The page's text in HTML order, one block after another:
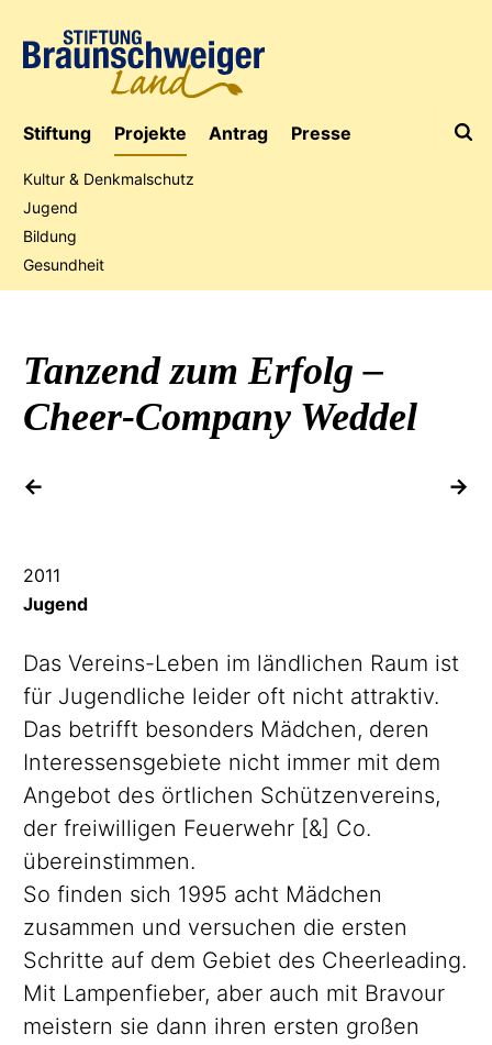
Stiftung
Jubiläumsaktion
Projekte
Kultur & Denkmalschutz
Jugend
Bildung
Gesundheit
Antrag Presse
Tanzend zum Erfolg –
Cheer-Company Weddel
2011
Jugend
Das Vereins-Leben im ländlichen Raum ist
für Jugendliche leider oft nicht attraktiv.
Das betrifft besonders Mädchen, deren
Interessensgebiete nicht immer mit dem
Angebot des örtlichen Schützenvereins,
der freiwilligen Feuerwehr [&] Co.
übereinstimmen.
So finden sich 1995 acht Mädchen
zusammen und versuchen die ersten
Schritte auf dem Gebiet des Cheerleading.
Mit Lampenfieber, aber auch mit Bravour
meistern sie dann ihren ersten großen